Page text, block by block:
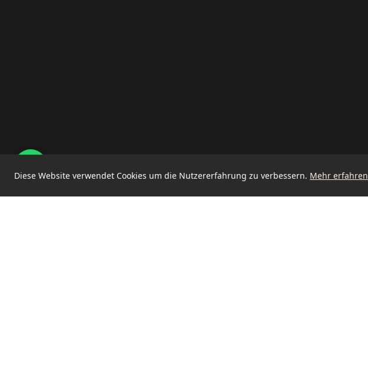
Diese Website verwendet Cookies um die Nutzererfahrung zu verbessern. Mehr erfahren